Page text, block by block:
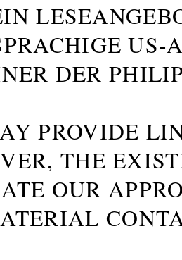
US-
DER
PROVIDE
THE
OUR